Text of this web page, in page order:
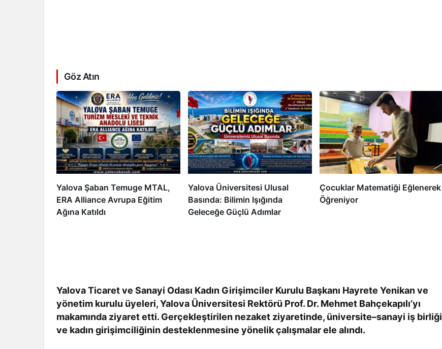
Göz Atın
Yalova Şaban Temuge MTAL,
ERA Alliance Avrupa Eğitim
Ağına Katıldı
Yalova Üniversitesi Ulusal
Basında: Bilimin Işığında
Geleceğe Güçlü Adımlar
Çocuklar Matematiği Eğlenerek
Öğreniyor
Yalova Ticaret ve Sanayi Odası Kadın Girişimciler Kurulu Başkanı Hayrete Yenikan ve
yönetim kurulu üyeleri, Yalova Üniversitesi Rektörü Prof. Dr. Mehmet Bahçekapılı’yı
makamında ziyaret etti. Gerçekleştirilen nezaket ziyaretinde, üniversite–sanayi iş birliği
ve kadın girişimciliğinin desteklenmesine yönelik çalışmalar ele alındı.